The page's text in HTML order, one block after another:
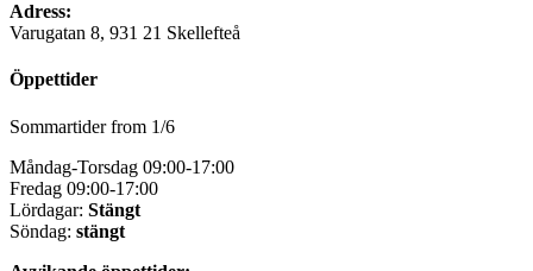
Adress:
Varugatan 8, 931 21 Skellefteå
Öppettider
Sommartider from 1/6
Måndag-Torsdag 09:00-17:00
Fredag 09:00-17:00
Lördagar: Stängt
Söndag: stängt